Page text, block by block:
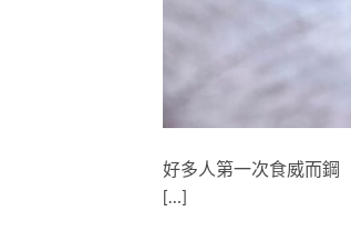
好多人第一次食威而鋼
[…]